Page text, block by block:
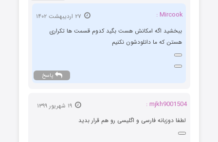
Mircook :
ببخشید اگه امکانش هست بگید کدوم قسمت ها تکراری
هستن که ما دانلودشون نکنیم
پاسخ
mjkh9001504 :
لطفا دوزبانه فارسی و اگلیسی رو هم قرار بدید